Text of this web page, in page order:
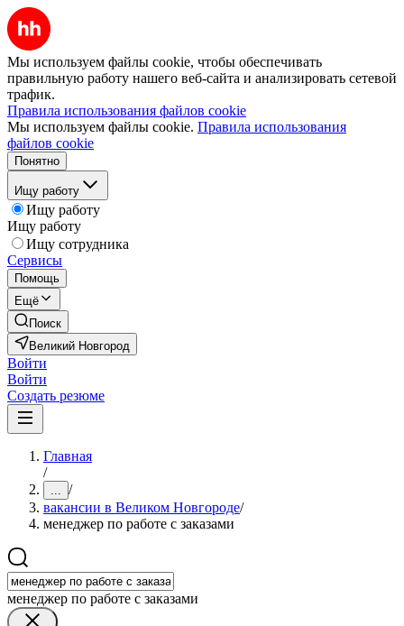
Мы используем файлы cookie, чтобы обеспечивать
правильную работу нашего веб-сайта и анализировать сетевой
трафик.
Правила использования файлов cookie
Мы используем файлы cookie. Правила использования
файлов cookie
Понятно
Ищу работу
Ищу работу
Ищу работу
Ищу сотрудника
Сервисы
Помощь
Ещё
Поиск
Великий Новгород
Войти
Войти
Создать резюме
Главная
/
... /
вакансии в Великом Новгороде/
менеджер по работе с заказами
менеджер по работе с заказами